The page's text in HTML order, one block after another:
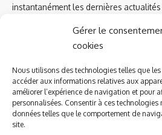
Gérer le
cookies
Nous utilisons des technologies telles que
accéder aux informations relatives aux
améliorer l’expérience de navigation et pour
personnalisées. Consentir à ces
données telles que le comportement de
site.
instantanément les dernières actualités
Azinat.com TV soutient